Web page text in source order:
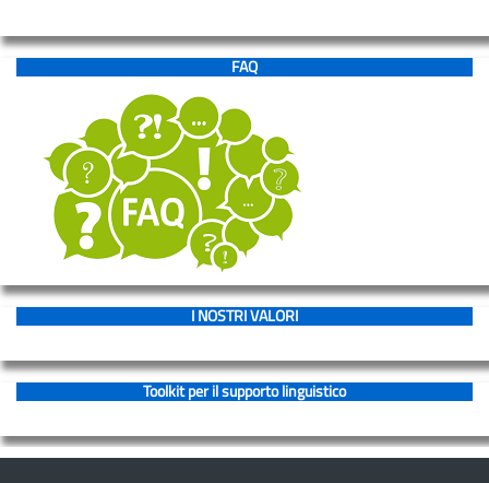
Registro
elettronico
Docenti
e
ATA
Circolari
Modulistica
Docenti
e
ATA
Segreteria
–
FAQ
I NOSTRI VALORI
Toolkit per il supporto linguistico